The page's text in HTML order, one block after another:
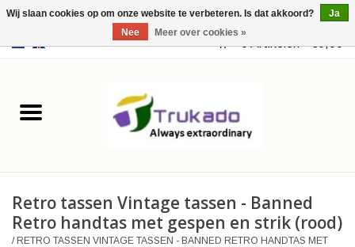
USD 0 Artikelen - €0,00
Leer
Merchandise
Retro tassen Vintage tassen - Banned
Retro handtas met gespen en strik (rood)
/RETRO TASSEN VINTAGE TASSEN - BANNED RETRO HANDTAS MET
Wij slaan cookies op om onze website te verbeteren. Is dat akkoord?
Ja
Nee
Meer over cookies »